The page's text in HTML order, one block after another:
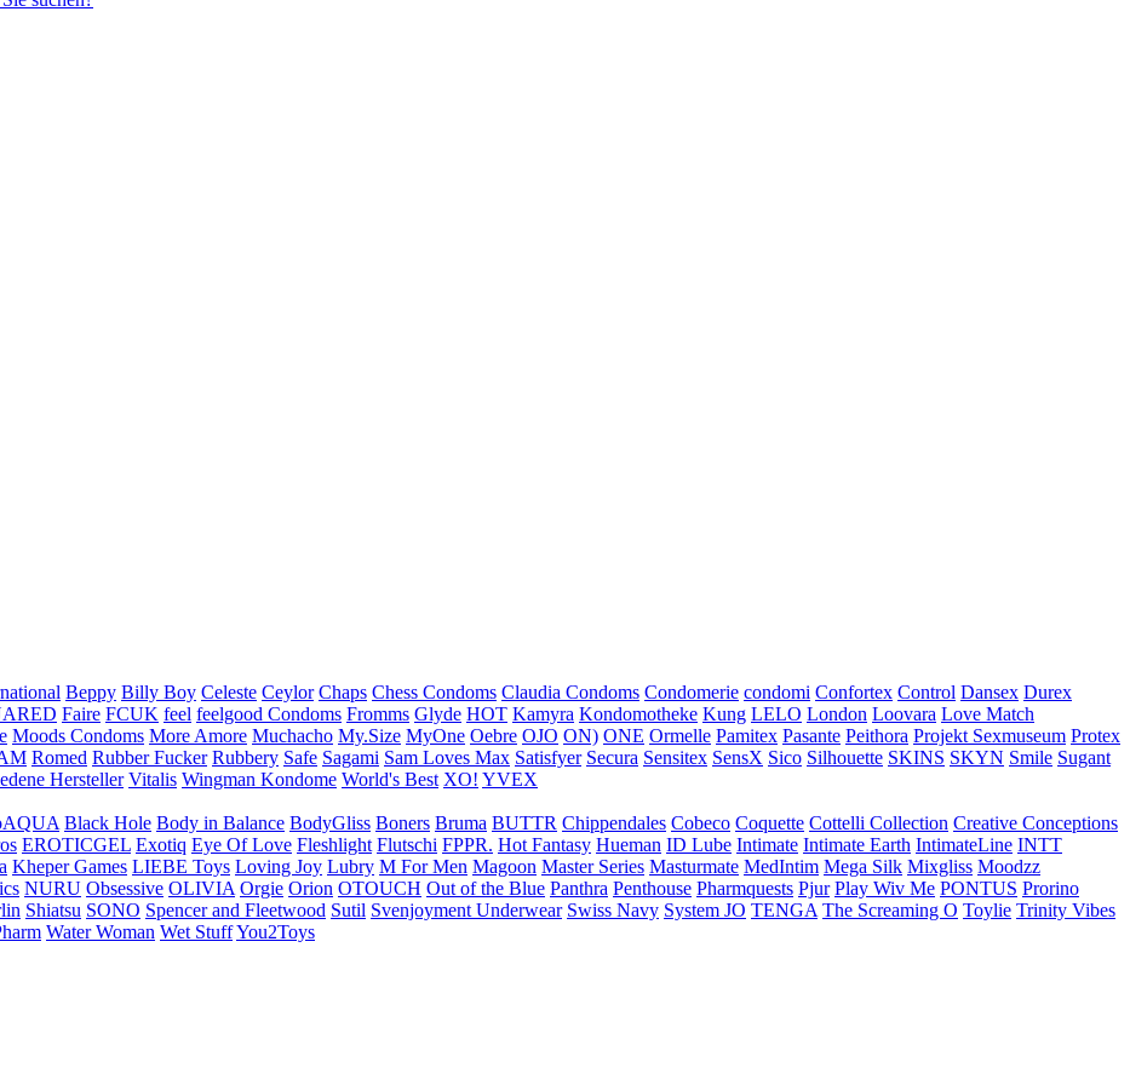
Beppy Billy Boy Celeste Ceylor Chaps Chess Condoms Claudia Condoms Condomerie condomi Confortex Control Dansex Durex
Faire FCUK feel feelgood Condoms Fromms Glyde HOT Kamyra Kondomotheke Kung LELO London Loovara Love Match
Moods Condoms More Amore Muchacho My.Size MyOne Oebre OJO ON) ONE Ormelle Pamitex Pasante Peithora Projekt Sexmuseum Protex
Romed Rubber Fucker Rubbery Safe Sagami Sam Loves Max Satisfyer Secura Sensitex SensX Sico Silhouette SKINS SKYN Smile Sugant
Hersteller Vitalis Wingman Kondome World's Best XO! YVEX
Black Hole Body in Balance BodyGliss Boners Bruma BUTTR Chippendales Cobeco Coquette Cottelli Collection Creative Conceptions
EROTICGEL Exotiq Eye Of Love Fleshlight Flutschi FPPR. Hot Fantasy Hueman ID Lube Intimate Intimate Earth IntimateLine INTT
Kheper Games LIEBE Toys Loving Joy Lubry M For Men Magoon Master Series Masturmate MedIntim Mega Silk Mixgliss Moodzz
NURU Obsessive OLIVIA Orgie Orion OTOUCH Out of the Blue Panthra Penthouse Pharmquests Pjur Play Wiv Me PONTUS Prorino
Shiatsu SONO Spencer and Fleetwood Sutil Svenjoyment Underwear Swiss Navy System JO TENGA The Screaming O Toylie Trinity Vibes
Water Woman Wet StuffYou2Toys